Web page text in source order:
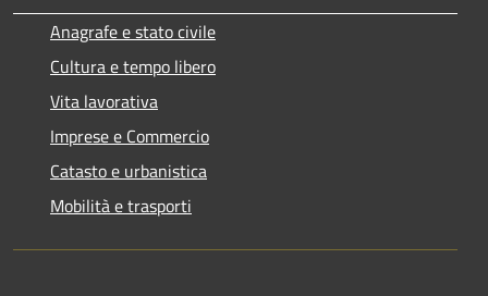
Anagrafe e stato civile
Cultura e tempo libero
Vita lavorativa
Imprese e Commercio
Catasto e urbanistica
Mobilità e trasporti